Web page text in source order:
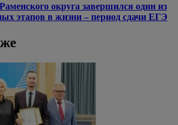
округа завершился один из
этапов в жизни – период сдачи ЕГЭ